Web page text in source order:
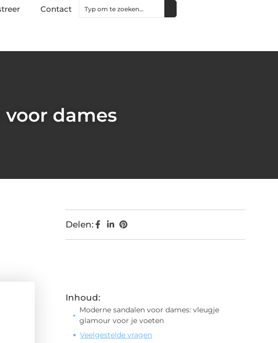
Contact
voor dames
Delen:
Inhoud:
Moderne sandalen voor dames: vleugje
glamour voor je voeten
Veelgestelde vragen